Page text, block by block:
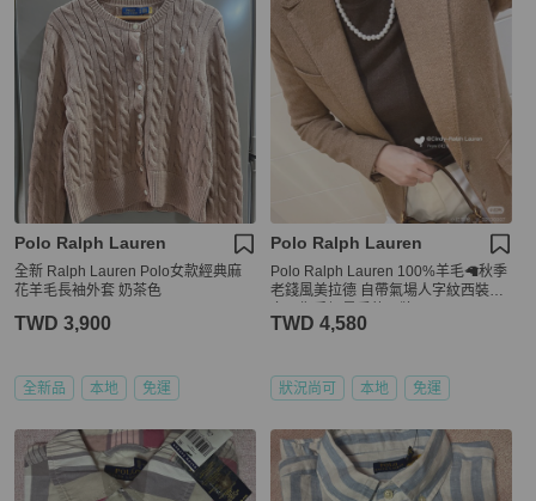
Polo Ralph Lauren
全新 Ralph Lauren Polo女款經典麻
花羊毛長袖外套 奶茶色
TWD 3,900
全新品 本地 免運
Polo Ralph Lauren
Polo Ralph Lauren 100%羊毛🦙秋季
老錢風美拉德 自帶氣場人字紋西裝外
TWD 4,580
狀況尚可 本地 免運